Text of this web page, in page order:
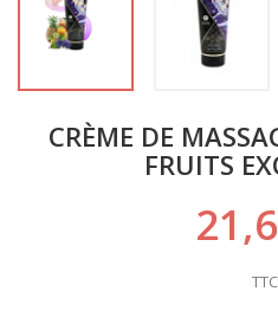
CRÈME DE
FRUITS
TTC